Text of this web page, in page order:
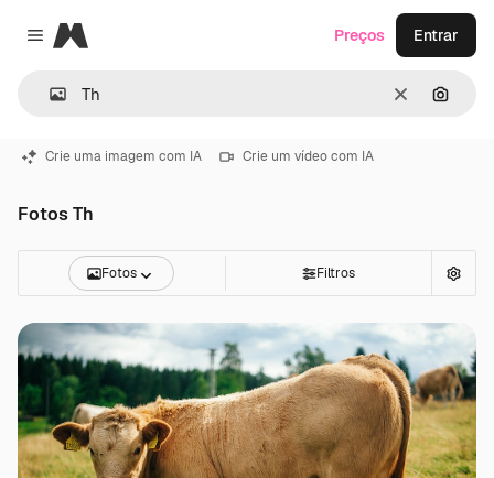
Close menu
Magnific
Limpar
Preços Entrar
Crie uma imagem com IA Crie um vídeo com IA
Fotos Th
Fotos Filtros